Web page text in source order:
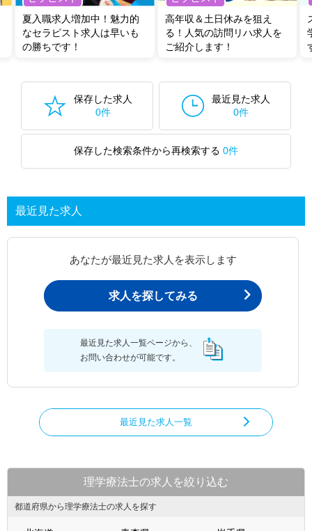
夏入職求人増加中！魅力的
なセラピスト求人は早いも
の勝ちです！
高年収＆土日休みを狙え
る！人気の訪問リハ求人を
ご紹介します！
保存した求人
0件
最近見た求人
0件
保存した検索条件から再検索する 0件
最近見た求人
あなたが最近見た求人を表示します
求人を探してみる
最近見た求人一覧ページから、
お問い合わせが可能です。
最近見た求人一覧
理学療法士の求人を絞り込む
都道府県から理学療法士の求人を探す